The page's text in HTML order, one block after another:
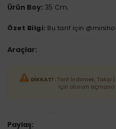
Ürün Boy: 35 Cm.
Özet Bilgi: Bu tarif için
Araçlar:
DİKKAT! :Tarif İndirmek, Takip
için oturum
Paylaş: